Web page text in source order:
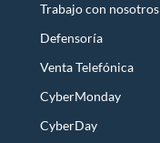
Trabajo con nosotros
Defensoría
Venta Telefónica
CyberMonday
CyberDay